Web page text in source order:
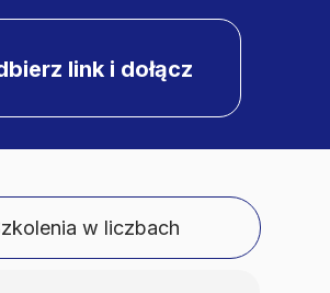
link i dołącz
w liczbach